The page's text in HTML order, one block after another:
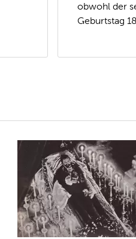
obwohl der
Geburtstag